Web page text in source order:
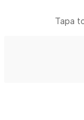
Tapa